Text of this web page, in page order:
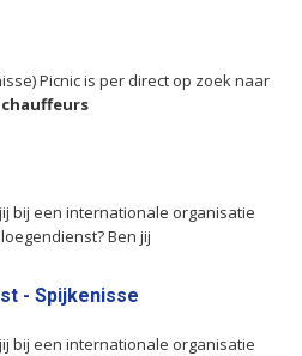
Picnic is per direct op zoek naar
chauffeurs
bij een internationale organisatie
Ben jij
- Spijkenisse
bij een internationale organisatie